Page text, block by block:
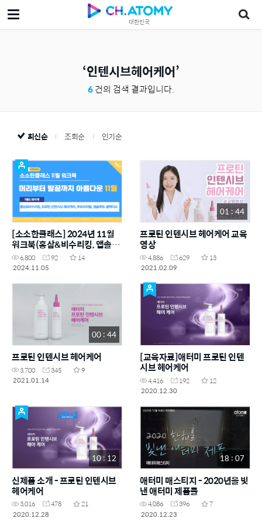
대한민국
인텐시브헤어케어
6건의 검색 결과입니다.
최신순 조회순 인기순
[소소한클래스] 2024년 11월
워크북(홍삼&비수리킹, 앱솔루
트, 루트바이탈&프로틴인텐시
브 헤어케어)
6,800 92
14
2024.11.05
01 : 44
프로틴 인텐시브 헤어케어 교육
영상
4,886 629
13
2021.02.09
00 : 44
프로틴 인텐시브 헤어케어
3,700 345
9
2021.01.14
[교육자료]애터미 프로틴 인텐
시브 헤어케어
4,416 192
12
2020.12.30
10 : 12
신제품 소개 - 프로틴 인텐시브
헤어케어
3,016 478
21
2020.12.28
18 : 07
애터미 매스티지 - 2020년을 빛
낸 애터미 제품들
4,086 396
7
2020.12.23